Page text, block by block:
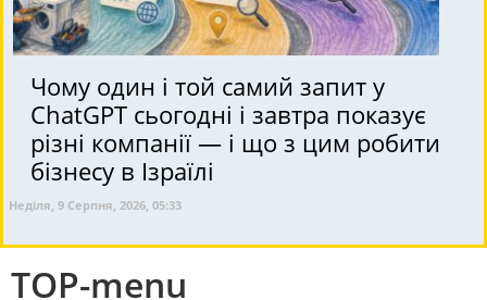
Чому один і той самий запит у
ChatGPT сьогодні і завтра показує
різні компанії — і що з цим робити
бізнесу в Ізраїлі
Неділя, 9 Серпня, 2026, 05:33
TOP-menu